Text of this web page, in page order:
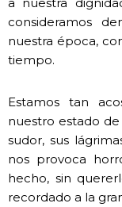
consideramos
nuestra época,
tiempo.
Estamos tan
nuestro estado
sudor, sus
nos provoca
hecho, sin
recordado a la